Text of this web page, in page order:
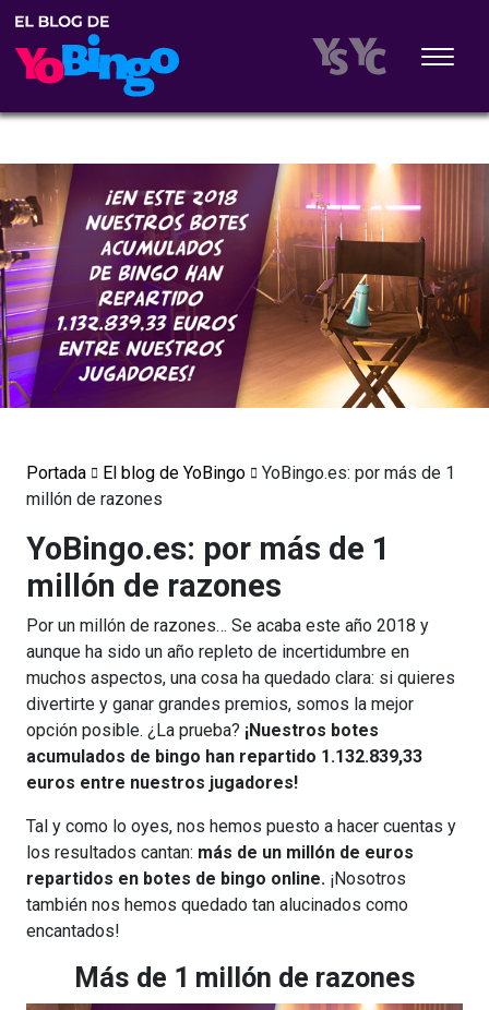
Portada El blog de YoBingo
YoBingo.es: por más de 1
millón de razones
YoBingo.es: por más de 1
millón de razones
Por un millón de razones… Se acaba este año 2018 y
aunque ha sido un año repleto de incertidumbre en
muchos aspectos, una cosa ha quedado clara: si quieres
divertirte y ganar grandes premios, somos la mejor
opción posible. ¿La prueba? ¡Nuestros botes
acumulados de bingo han repartido 1.132.839,33
euros entre nuestros jugadores!
Tal y como lo oyes, nos hemos puesto a hacer cuentas y
los resultados cantan: más de un millón de euros
repartidos en botes de bingo online. ¡Nosotros
también nos hemos quedado tan alucinados como
encantados!
Más de 1 millón de razones